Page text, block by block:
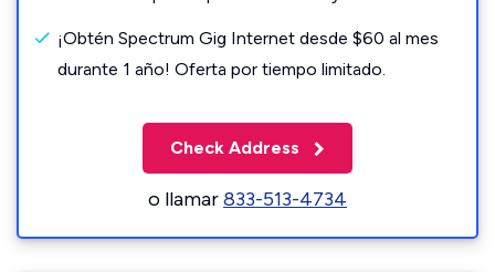
¡Obtén Spectrum Gig Internet desde $60 al mes
durante 1 año! Oferta por tiempo limitado.
Check Address
o llamar833-513-4734